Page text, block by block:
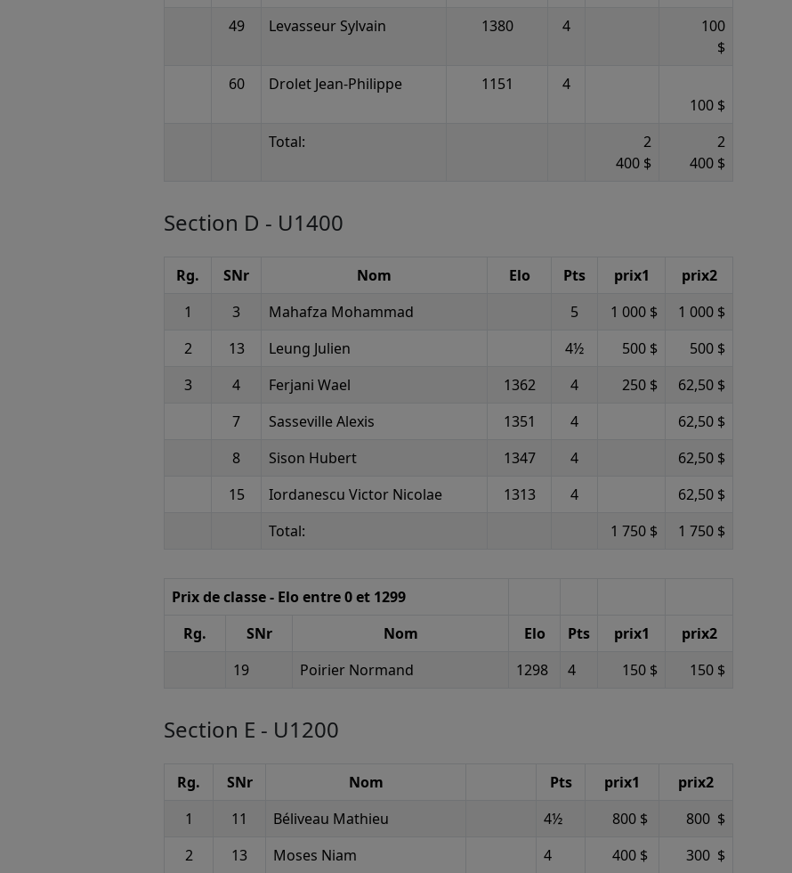
49
Levasseur Sylvain 1380 4
100
$
60
Drolet Jean-Philippe 1151
4
100 $
Total:
2
400 $
2
400 $
Section D - U1400
Rg. SNr Nom Elo Pts prix1
prix2
1
3 Mahafza Mohammad 5 1 000 $
1 000 $
2
13 Leung Julien 4½ 500 $
500 $
3
4 Ferjani Wael 1362 4 250 $
62,50 $
7
Sasseville Alexis 1351 4
62,50 $
8
Sison Hubert 1347 4
62,50 $
15
Iordanescu Victor Nicolae 1313 4
62,50 $
Total:
1 750 $ 1 750 $
Prix de classe - Elo entre 0 et 1299
Rg.
SNr Nom Elo Pts prix1
prix2
19
Poirier Normand 1298 4 150 $ 150 $
Section E - U1200
Rg. SNr Nom Pts prix1
prix2
1
11 Béliveau Mathieu 4½ 800 $
800 $
2
13 Moses Niam 4 400 $ 300 $